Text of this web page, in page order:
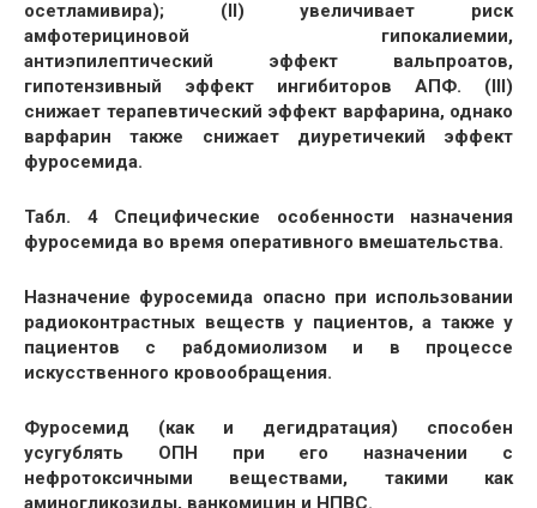
осетламивира); (II) увеличивает риск
амфотерициновой гипокалиемии,
антиэпилептический эффект вальпроатов,
гипотензивный эффект ингибиторов АПФ. (III)
снижает терапевтический эффект варфарина, однако
варфарин также снижает диуретичекий эффект
фуросемида.
Табл. 4 Специфические особенности назначения
фуросемида во время оперативного вмешательства.
Назначение фуросемида опасно при использовании
радиоконтрастных веществ у пациентов, а также у
пациентов с рабдомиолизом и в процессе
искусственного кровообращения.
Фуросемид (как и дегидратация) способен
усугублять ОПН при его назначении с
нефротоксичными веществами, такими как
аминогликозиды, ванкомицин и НПВС.